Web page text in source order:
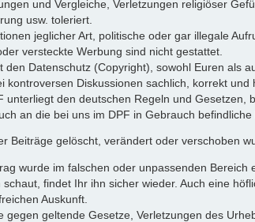
und Vergleiche, Verletzungen religiöser
usw. toleriert.
jeglicher Art, politische oder gar illegale
versteckte Werbung sind nicht gestattet.
den Datenschutz (Copyright), sowohl Euren als
kontroversen Diskussionen sachlich, korrekt und
unterliegt den deutschen Regeln und Gesetzen,
an die bei uns im DPF in Gebrauch befindliche
Beiträge gelöscht, verändert oder verschoben
wurde im falschen oder unpassenden
schaut, findet Ihr ihn sicher wieder. Auch eine
Auskunft.
gegen geltende Gesetze, Verletzungen des